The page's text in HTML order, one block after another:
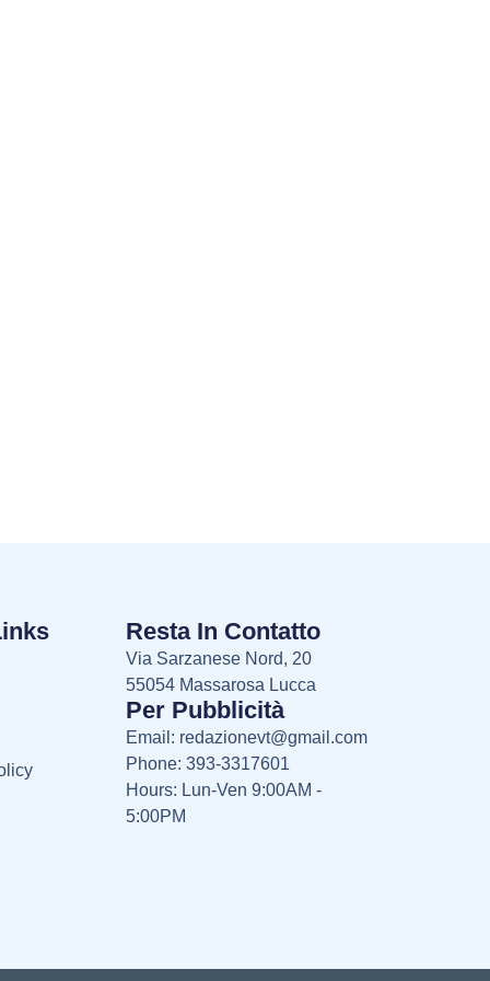
Resta In Contatto
Via Sarzanese Nord, 20
55054 Massarosa Lucca
Per Pubblicità
Email: redazionevt@gmail.com
Phone: 393-3317601
Hours: Lun-Ven 9:00AM -
5:00PM